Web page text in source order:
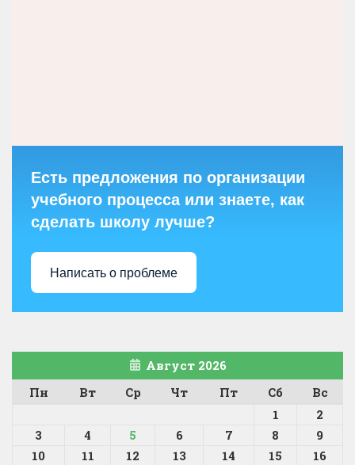
Есть предложения по организации
учебного процесса или знаете, как
сделать школу лучше?
Написать о проблеме
Август 2026
Пн
Вт Ср Чт Пт Сб
Вс
1
2
3
4 5 6 7 8
9
10
11 12 13 14 15
16